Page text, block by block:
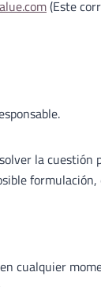
(Este
la cuestión
cualquier